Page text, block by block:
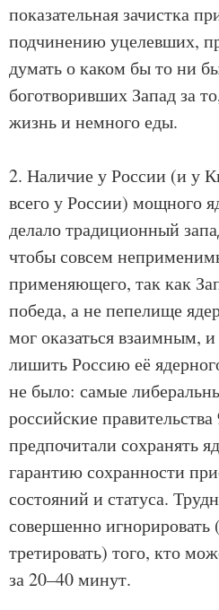
показательная зачистка
подчинению уцелевших,
думать о каком бы то ни
боготворивших Запад за
жизнь и немного еды.
2. Наличие у России (и у
всего у России) мощного
делало традиционный
чтобы совсем
применяющего, так как
победа, а не пепелище
мог оказаться взаимным,
лишить Россию её
не было: самые
российские правительства
предпочитали сохранять
гарантию сохранности
состояний и статуса.
совершенно игнорировать
третировать) того, кто
за 20–40 минут.